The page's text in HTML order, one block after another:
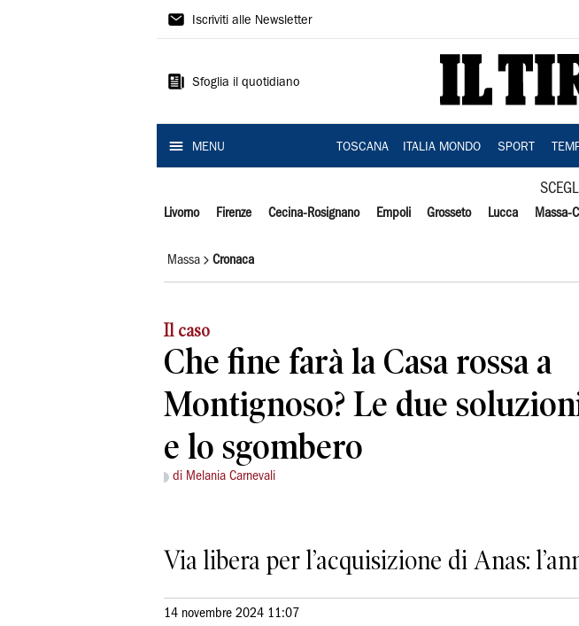
Il
Iscriviti alle Newsletter
Sfoglia il quotidiano
MENU TOSCANA ITALIA MONDO SPORT
Livorno Firenze Cecina-Rosignano Empoli Grosseto Lucca Massa-
Massa Cronaca
Il caso
Che fine farà la Casa rossa a
Montignoso? Le due
e lo sgombero
di Melania Carnevali
Via libera per l’acquisizione di Anas:
14 novembre 2024 11:07